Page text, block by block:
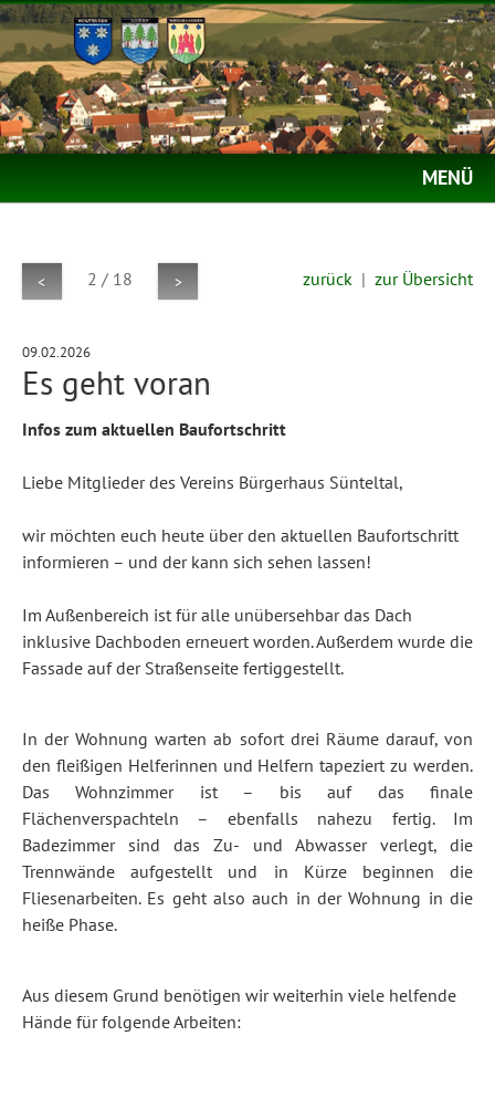
MENÜ
< 2 / 18 > zurück | zur Übersicht
09.02.2026
Es geht voran
Infos zum aktuellen Baufortschritt
Liebe Mitglieder des Vereins Bürgerhaus Sünteltal,
wir möchten euch heute über den aktuellen Baufortschritt
informieren – und der kann sich sehen lassen!
Im Außenbereich ist für alle unübersehbar das Dach
inklusive Dachboden erneuert worden. Außerdem wurde die
Fassade auf der Straßenseite fertiggestellt.
In der Wohnung warten ab sofort drei Räume darauf, von
den fleißigen Helferinnen und Helfern tapeziert zu werden.
Das Wohnzimmer ist – bis auf das finale
Flächenverspachteln – ebenfalls nahezu fertig. Im
Badezimmer sind das Zu- und Abwasser verlegt, die
Trennwände aufgestellt und in Kürze beginnen die
Fliesenarbeiten. Es geht also auch in der Wohnung in die
heiße Phase.
Aus diesem Grund benötigen wir weiterhin viele helfende
Hände für folgende Arbeiten: